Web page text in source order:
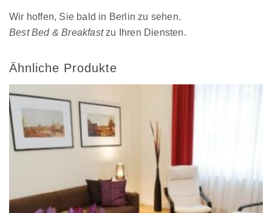
Wir hoffen, Sie bald in Berlin zu sehen.
Best Bed & Breakfastzu Ihren Diensten.
Ähnliche Produkte